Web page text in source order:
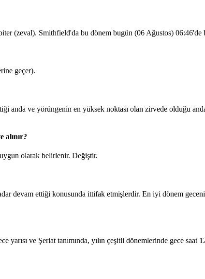
(zeval). Smithfield'da bu dönem bugün (06 Ağustos) 06:46'de
geçer).
anda ve yörüngenin en yüksek noktası olan zirvede olduğu
alınır?
olarak belirlenir. Değiştir.
devam ettiği konusunda ittifak etmişlerdir. En iyi dönem
yarısı ve Şeriat tanımında, yılın çeşitli dönemlerinde gece saat